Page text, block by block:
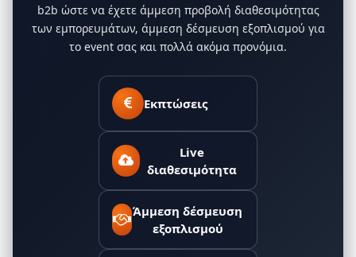
b2b ώστε να έχετε άμμεση προβολή διαθεσιμότητας
των εμπορευμάτων, άμμεση δέσμευση εξοπλισμού για
το event σας και πολλά ακόμα προνόμια.
Εκπτώσεις
Live
διαθεσιμότητα
Άμμεση δέσμευση
εξοπλισμού